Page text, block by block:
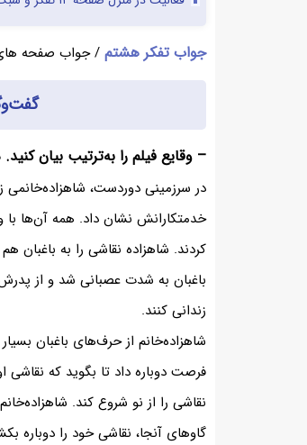
جواب تفکر هشتم / جواب صفحه های ۱۳، ۱۴ تفکر هشتم درس نقاشی شاهزاده
گفت‌وگو
– وقایع فیلم را به‌ترتیب بیان
در سرزمینی دوردست،
خدمتکارانش نشان داد. همه آن‌ها با
کردند. شاهزاده نقاشی را به باغبان
باغبان به شدت عصبانی شد و از پدرش
زندانی کنند.
شاهزاده‌خانم از حرف‌های باغبان
فرصت دوباره داد تا بگوید که نقاشی
نقاشی را از نو شروع کند.
گاوهای آنجا، نقاشی خود را دوباره